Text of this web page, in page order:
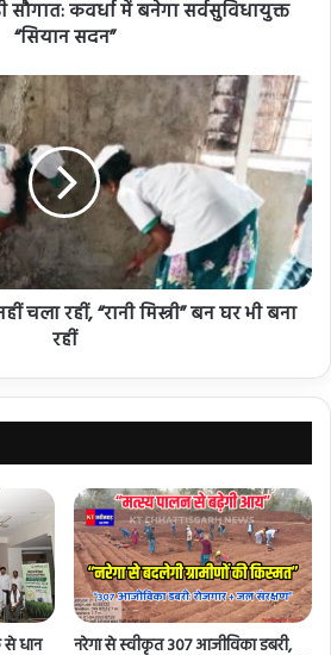
सौगात: कवर्धा में बनेगा सर्वसुविधायुक्त
“सियान सदन”
चला रहीं, “रानी मिस्त्री” बन घर भी बना
रहीं
धान
नरेगा से स्वीकृत 307 आजीविका डबरी,